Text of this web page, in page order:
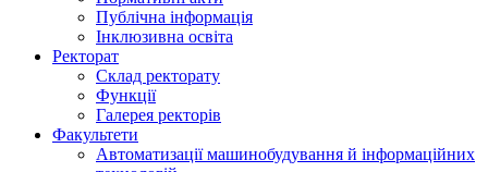
Публічна інформація
Інклюзивна освіта
Ректорат
Склад ректорату
Функції
Галерея ректорів
Факультети
Автоматизації машинобудування й інформаційних